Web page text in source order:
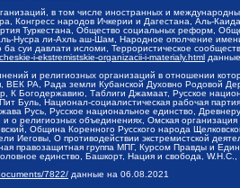
в том числе иностранных и
Конгресс народов Ичкерии и Дагестана, Аль-
Туркестана, Общество социальных реформ,
Нусра ли-Ахль аш-Шам, Народное ополчение
ба суи давлати исломи, Террористическое
i-ekstremistskie-organizacii-i-materialy.html
и религиозных организаций в отношении
ВЕК РА, Рада земли Кубанской Духовно Родовой
К Богодержавию, Таблиги Джамаат, Русское
Буль, Национал-социалистическая рабочая
Русь, Русское национальное единство,
и о религиозных объединениях, Омская
Община Коренного Русского народа
Иеговы, О противодействии экстремистской
правозащитная группа МПГ, Курсом Правды и
единство, Башкорт, Нация и свобода,
7822/ данные на 06.08.2021